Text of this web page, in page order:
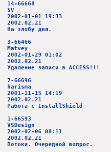
14-66668
SV
2002-01-01 19:33
2002.02.21
На злобу дня.
3-66466
Matvey
2002-01-29 01:02
2002.02.21
Удаление записи в ACCESS!!!
7-66696
harisma
2001-11-15 14:19
2002.02.21
Работа с InstallShield
1-66593
VSDesign
2002-02-06 08:11
2002.02.21
Потоки. Очередной вопрос.